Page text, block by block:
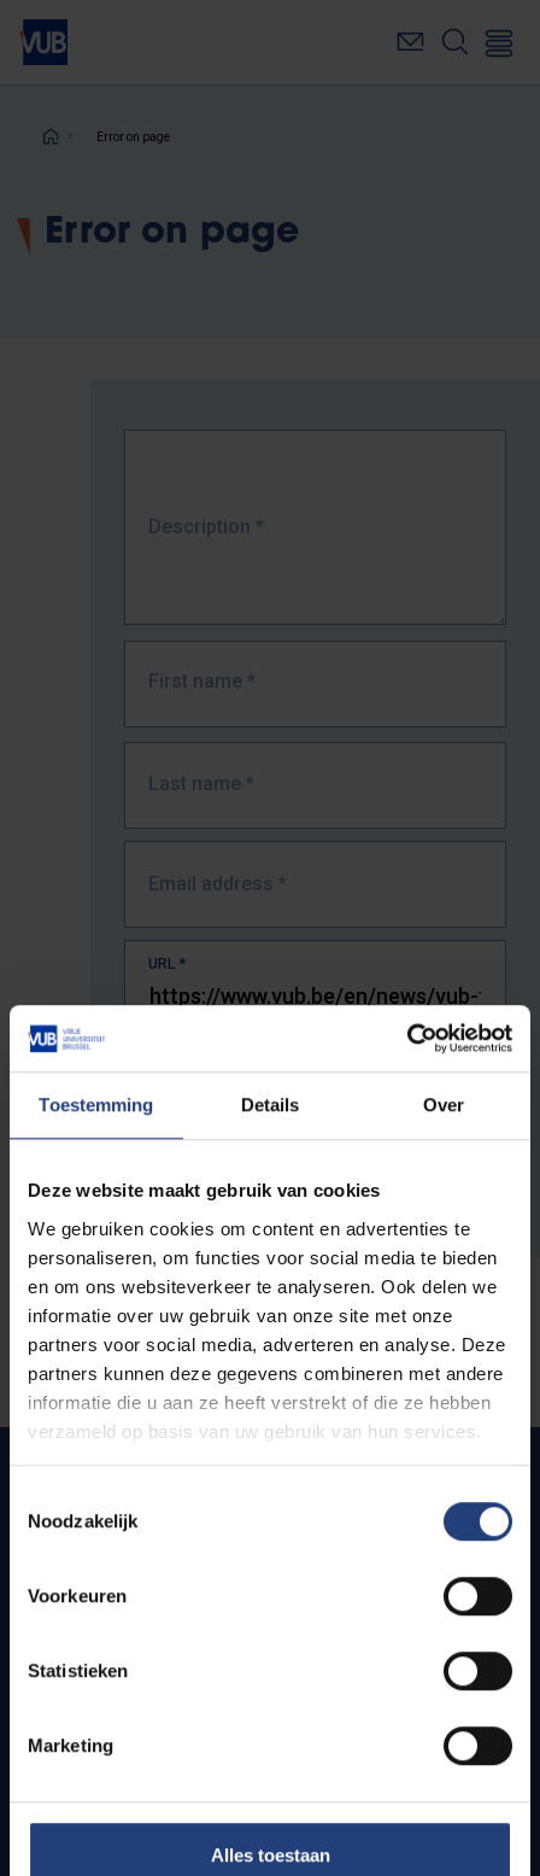
Toestemming Details Over
Deze website maakt gebruik van cookies
We gebruiken cookies om content en advertenties te
personaliseren, om functies voor social media te bieden
en om ons websiteverkeer te analyseren. Ook delen we
informatie over uw gebruik van onze site met onze
partners voor social media, adverteren en analyse. Deze
partners kunnen deze gegevens combineren met andere
informatie die u aan ze heeft verstrekt of die ze hebben
verzameld op basis van uw gebruik van hun services.
Noodzakelijk
Voorkeuren
Statistieken
Marketing
Alles toestaan
Skip
main
Breadcrumb
Error on page
Error on page
Description *
First name *
Last name *
Email address *
URL *
The full URL of the page where you encountered the error.
Quick links
How to get to the VUB campuses